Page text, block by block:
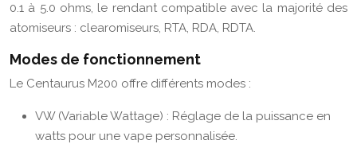
0.1 à 5.0 ohms, le rendant compatible avec la majorité des
atomiseurs : clearomiseurs, RTA, RDA, RDTA.
Modes de fonctionnement
Le Centaurus M200 offre différents modes :
VW (Variable Wattage) : Réglage de la puissance en
watts pour une vape personnalisée.